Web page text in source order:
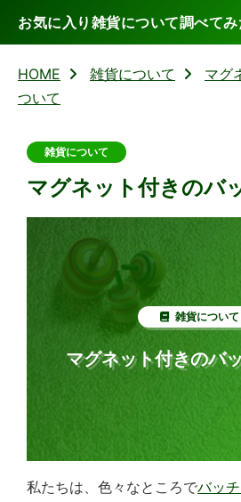
お気に入り雑貨について調べてみ
HOME 雑貨について
マグ
ついて
雑貨について
マグネット付きのバ
雑貨について
マグネット付きのバ
私たちは、色々なところでバッ